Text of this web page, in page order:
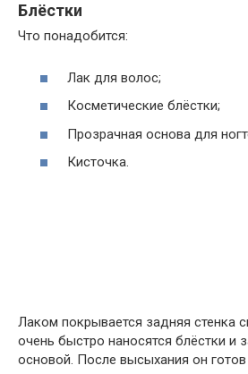
Блёстки
Что понадобится:
Лак для волос;
Косметические блёстки;
Прозрачная основа для
Кисточка.
Лаком покрывается задняя стенка
очень быстро наносятся блёстки и
основой. После высыхания он